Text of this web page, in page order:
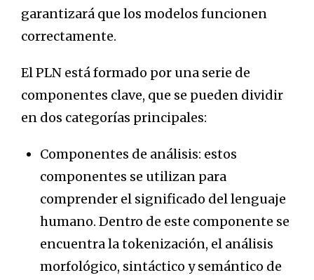
garantizará que los modelos funcionen
correctamente.
El PLN está formado por una serie de
componentes clave, que se pueden dividir
en dos categorías principales:
Componentes de análisis: estos
componentes se utilizan para
comprender el significado del lenguaje
humano. Dentro de este componente se
encuentra la tokenización, el análisis
morfológico, sintáctico y semántico de